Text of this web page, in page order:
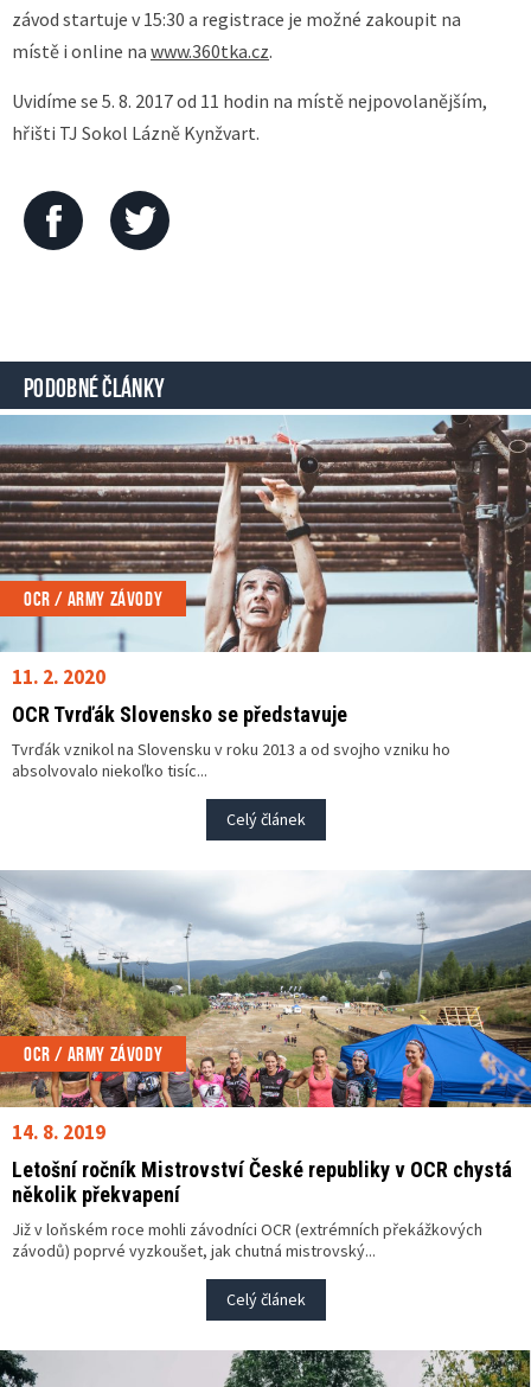
závod startuje v 15:30 a registrace je možné zakoupit na
místě i online na www.360tka.cz.
Uvidíme se 5. 8. 2017 od 11 hodin na místě nejpovolanějším,
hřišti TJ Sokol Lázně Kynžvart.
PODOBNÉ ČLÁNKY
OCR / ARMY ZÁVODY
11. 2. 2020
OCR Tvrďák Slovensko se představuje
Tvrďák vznikol na Slovensku v roku 2013 a od svojho vzniku ho
absolvovalo niekoľko tisíc...
Celý článek
OCR / ARMY ZÁVODY
14. 8. 2019
Letošní ročník Mistrovství České republiky v OCR chystá
několik překvapení
Již v loňském roce mohli závodníci OCR (extrémních překážkových
závodů) poprvé vyzkoušet, jak chutná mistrovský...
Celý článek